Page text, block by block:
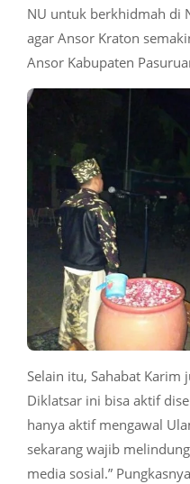
NU untuk berkhidmah di
agar Ansor Kraton
Ansor Kabupaten
Selain itu, Sahabat Karim
Diklatsar ini bisa aktif
hanya aktif mengawal
sekarang wajib
media sosial.” Pungkasnya